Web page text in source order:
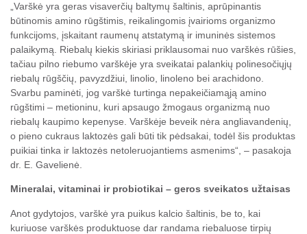
„Varškė yra geras visaverčių baltymų šaltinis, aprūpinantis
būtinomis amino rūgštimis, reikalingomis įvairioms organizmo
funkcijoms, įskaitant raumenų atstatymą ir imuninės sistemos
palaikymą. Riebalų kiekis skiriasi priklausomai nuo varškės rūšies,
tačiau pilno riebumo varškėje yra sveikatai palankių polinesočiųjų
riebalų rūgščių, pavyzdžiui, linolio, linoleno bei arachidono.
Svarbu paminėti, jog varškė turtinga nepakeičiamąją amino
rūgštimi – metioninu, kuri apsaugo žmogaus organizmą nuo
riebalų kaupimo kepenyse. Varškėje beveik nėra angliavandenių,
o pieno cukraus laktozės gali būti tik pėdsakai, todėl šis produktas
puikiai tinka ir laktozės netoleruojantiems asmenims“, – pasakoja
dr. E. Gavelienė.
Mineralai, vitaminai ir probiotikai – geros sveikatos užtaisas
Anot gydytojos, varškė yra puikus kalcio šaltinis, be to, kai
kuriuose varškės produktuose dar randama riebaluose tirpių